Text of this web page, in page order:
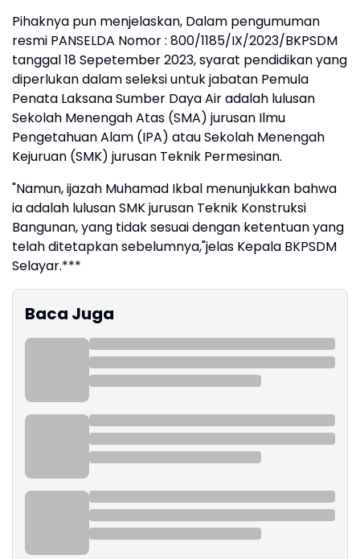
Pihaknya pun menjelaskan, Dalam pengumuman
resmi PANSELDA Nomor : 800/1185/IX/2023/BKPSDM
tanggal 18 Sepetember 2023, syarat pendidikan yang
diperlukan dalam seleksi untuk jabatan Pemula
Penata Laksana Sumber Daya Air adalah lulusan
Sekolah Menengah Atas (SMA) jurusan Ilmu
Pengetahuan Alam (IPA) atau Sekolah Menengah
Kejuruan (SMK) jurusan Teknik Permesinan.
"Namun, ijazah Muhamad Ikbal menunjukkan bahwa
ia adalah lulusan SMK jurusan Teknik Konstruksi
Bangunan, yang tidak sesuai dengan ketentuan yang
telah ditetapkan sebelumnya,"jelas Kepala BKPSDM
Selayar.***
Baca Juga